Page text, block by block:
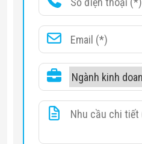
Kích thước băng tả
Tốc độ đai
Tối đa tải trên băng tả
Kỳ vọng nhạy cảm: